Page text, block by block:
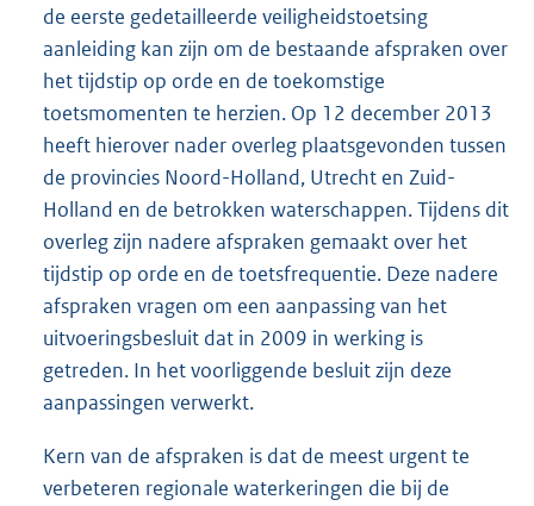
de eerste gedetailleerde veiligheidstoetsing
aanleiding kan zijn om de bestaande afspraken over
het tijdstip op orde en de toekomstige
toetsmomenten te herzien. Op 12 december 2013
heeft hierover nader overleg plaatsgevonden tussen
de provincies Noord-Holland, Utrecht en Zuid-
Holland en de betrokken waterschappen. Tijdens dit
overleg zijn nadere afspraken gemaakt over het
tijdstip op orde en de toetsfrequentie. Deze nadere
afspraken vragen om een aanpassing van het
uitvoeringsbesluit dat in 2009 in werking is
getreden. In het voorliggende besluit zijn deze
aanpassingen verwerkt.
Kern van de afspraken is dat de meest urgent te
verbeteren regionale waterkeringen die bij de